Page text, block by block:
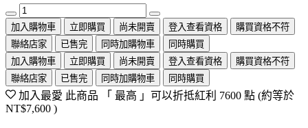
加入購物車 立即購買 尚未開賣 登入查看資格
購買資格不符
聯絡店家
已售完 同時加購物車
同時購買
加入購物車
立即購買 尚未開賣 登入查看資格
購買資格不符
聯絡店家
已售完 同時加購物車 同時購買
加入最愛 此商品 「 最高 」可以折抵紅利 7600 點 (約等於
NT$7,600 )